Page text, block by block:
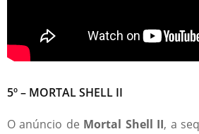
5º – MORTAL SHELL II
O anúncio de Mortal Shell II, a